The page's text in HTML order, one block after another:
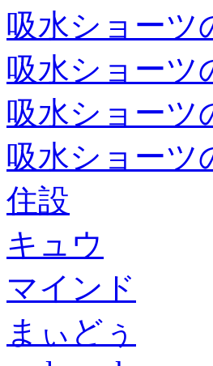
吸水ショーツ
吸水ショーツ
吸水ショーツ
吸水ショーツ
住設
キュウ
マインド
まぃどぅ